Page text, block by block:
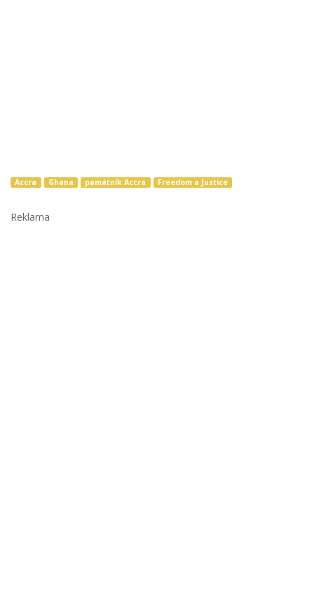
Accra Ghana památník Accra Freedom a Justice
Reklama